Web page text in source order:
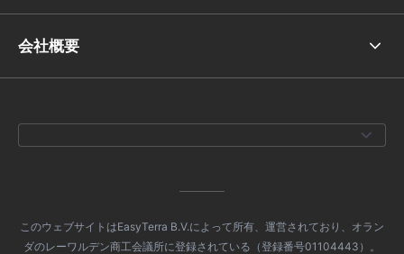
会社概要
このウェブサイトはEasyTerra B.V.によって所有、運営されており、オラン
ダのレーワルデン商工会議所に登録されている（登録番号01104443）。